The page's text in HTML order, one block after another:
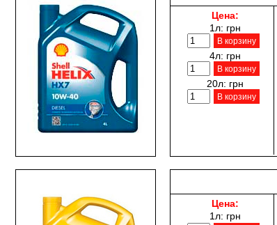
Цена:
1л: грн
В корзину
4л: грн
В корзину
20л: грн
В корзину
Цена:
1л: грн